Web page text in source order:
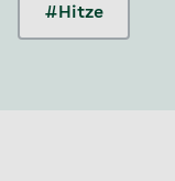
#Hitze